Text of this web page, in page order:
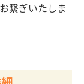
繋ぎいたしま